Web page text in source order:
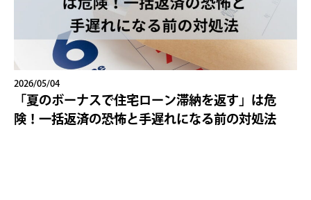
2026/05/04
「夏のボーナスで住宅ローン滞納を返す」は危
険！一括返済の恐怖と手遅れになる前の対処法